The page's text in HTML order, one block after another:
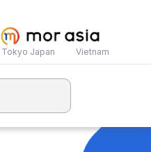
Tokyo Japan Vietnam